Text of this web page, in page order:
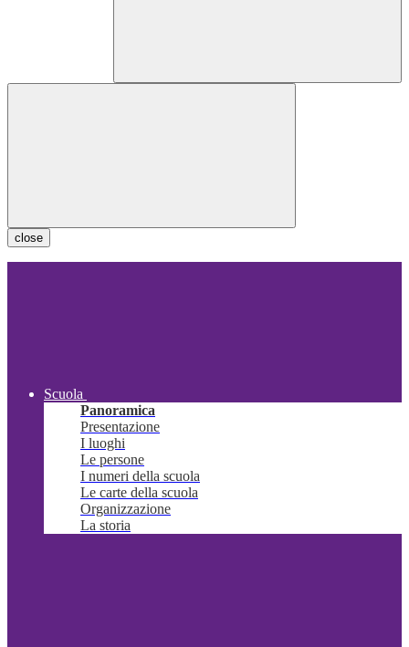
close
Scuola
Panoramica
Presentazione
I luoghi
Le persone
I numeri della scuola
Le carte della scuola
Organizzazione
La storia